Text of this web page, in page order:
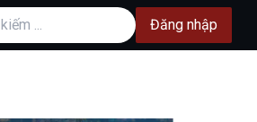
Đăng nhập